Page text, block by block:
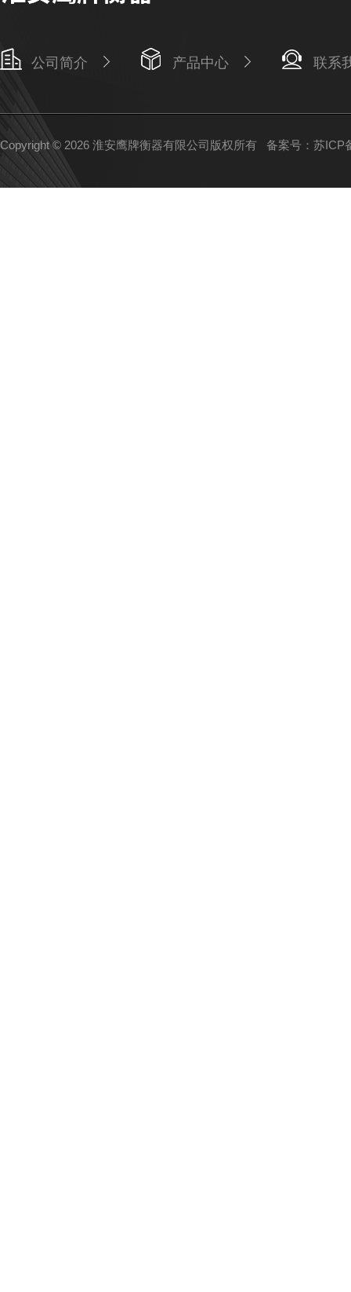
公司简介 产品中心 联系
Copyright © 2026 淮安鹰牌衡器有限公司版权所有 备案号：苏ICP